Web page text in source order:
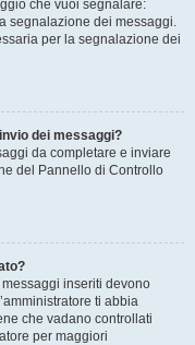
che vuoi segnalare:
segnalazione dei messaggi.
per la segnalazione dei
dei messaggi?
da completare e inviare
del Pannello di Controllo
messaggi inseriti devono
ti abbia
che vadano controllati
per maggiori